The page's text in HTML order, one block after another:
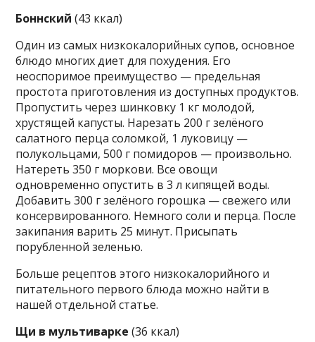
Боннский (43 ккал)
Один из самых низкокалорийных супов, основное
блюдо многих диет для похудения. Его
неоспоримое преимущество — предельная
простота приготовления из доступных продуктов.
Пропустить через шинковку 1 кг молодой,
хрустящей капусты. Нарезать 200 г зелёного
салатного перца соломкой, 1 луковицу —
полукольцами, 500 г помидоров — произвольно.
Натереть 350 г моркови. Все овощи
одновременно опустить в 3 л кипящей воды.
Добавить 300 г зелёного горошка — свежего или
консервированного. Немного соли и перца. После
закипания варить 25 минут. Присыпать
порубленной зеленью.
Больше рецептов этого низкокалорийного и
питательного первого блюда можно найти в
нашей отдельной статье.
Щи в мультиварке (36 ккал)